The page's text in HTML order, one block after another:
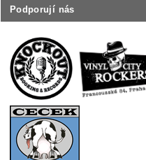
Podporují nás